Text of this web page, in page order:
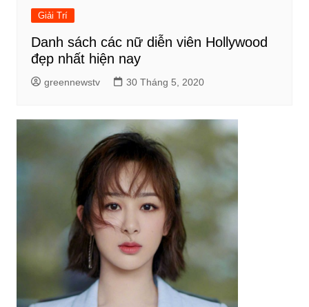
Giải Trí
Danh sách các nữ diễn viên Hollywood
đẹp nhất hiện nay
greennewstv 30 Tháng 5, 2020